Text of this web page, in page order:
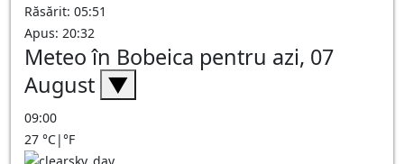
Răsărit: 05:51
Apus: 20:32
Meteo în Bobeica pentru azi, 07
August ▼
09:00
27 °C|°F